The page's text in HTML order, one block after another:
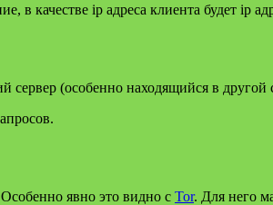
в качестве ip адреса клиента будет ip
(особенно находящийся в
явно это видно с Tor. Для него